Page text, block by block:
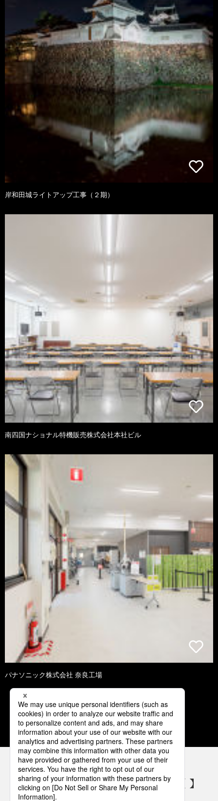
岸和田城ライトアップ工事（２期）
南四国ナショナル特機販売株式会社本社ビル
パナソニック株式会社 奈良工場
1 2 3 4 5
パナソニックの電気設備 SNSアカウント